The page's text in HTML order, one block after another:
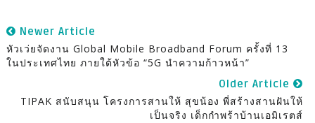
Newer Article
หัวเว่ยจัดงาน Global Mobile Broadband Forum ครั้งที่ 13
ในประเทศไทย ภายใต้หัวข้อ “5G นำความก้าวหน้า”
Older Article
TIPAK สนับสนุน โครงการสานให้ สุขน้อง พี่สร้างสานฝันให้
เป็นจริง เด็กกำพร้าบ้านเอมิเรตส์